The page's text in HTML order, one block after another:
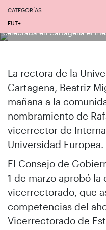
CATEGORÍAS:
EUT+
Rafael Toledo durante una de
celebrada en Cartagena el
La rectora de la
Cartagena, Beatriz
mañana a la
nombramiento de
vicerrector de
Universidad Europea.
El Consejo de
1 de marzo aprobó
vicerrectorado, que
competencias del
Vicerrectorado de